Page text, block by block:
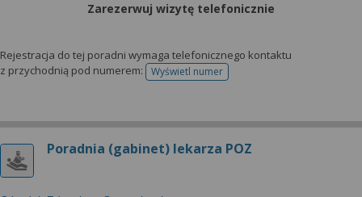
Zarezerwuj wizytę telefonicznie
Rejestracja do tej poradni wymaga telefonicznego kontaktu
z przychodnią pod numerem:
Wyświetl numertelefonu do rejestracji
Poradnia (gabinet) lekarza POZ